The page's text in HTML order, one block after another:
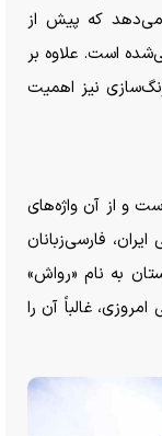
که پیش از
است. علاوه بر
نیز اهمیت
و از آن واژه‌های
فارسی‌زبانان
به نام «رواش»
غالباً آن را